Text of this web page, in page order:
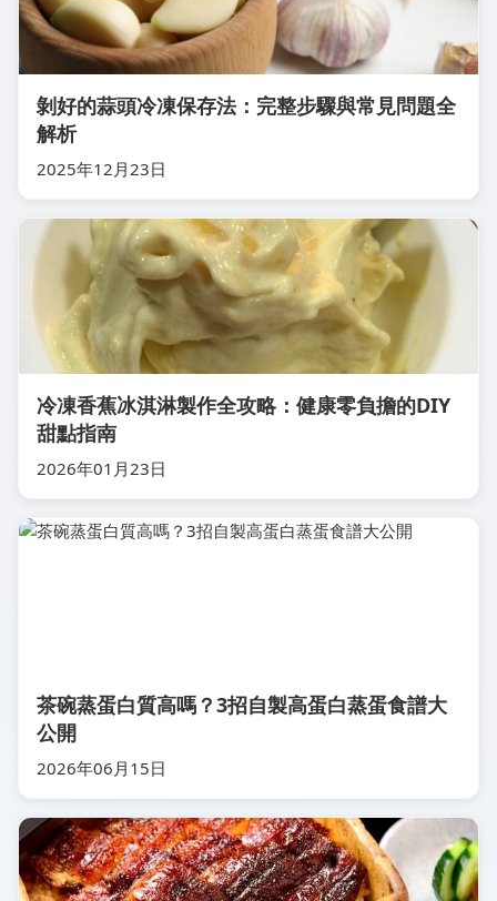
剝好的蒜頭冷凍保存法：完整步驟與常見問題全
解析
2025年12月23日
冷凍香蕉冰淇淋製作全攻略：健康零負擔的DIY
甜點指南
2026年01月23日
茶碗蒸蛋白質高嗎？3招自製高蛋白蒸蛋食譜大
公開
2026年06月15日